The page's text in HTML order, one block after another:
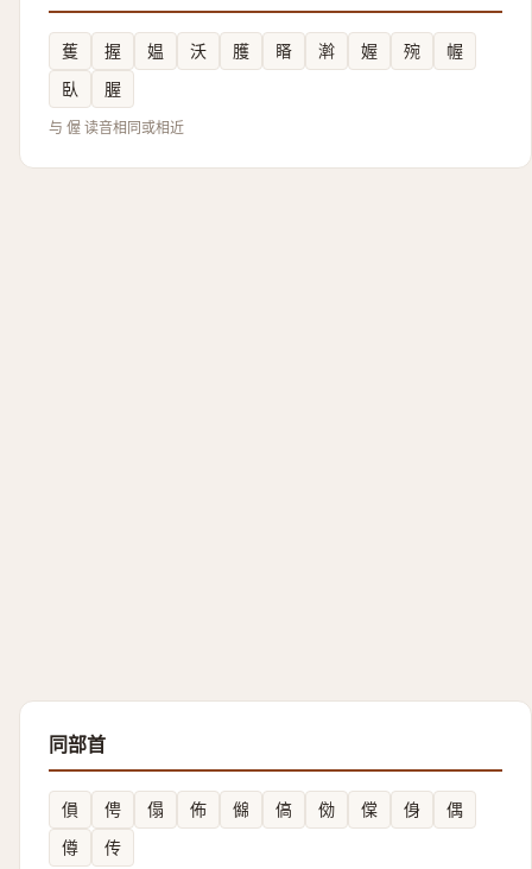
蒦 握 媪 沃 臒 䁊 濣 媉 㱧
幄
臥
腛
与 偓 读音相同或相近
同部首
傊 俜 傝 佈 㒙 傐 俲 㒉 㑗
偶
僔
传